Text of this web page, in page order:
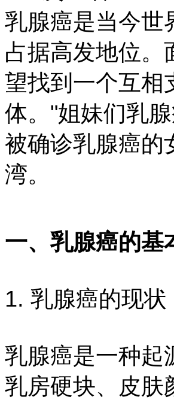
乳腺癌是当今世
占据高发地位。
望找到一个互相
体。"姐妹们乳
被确诊乳腺癌的
湾。
一、乳腺癌的基
1. 乳腺癌的现状
乳腺癌是一种起
乳房硬块、皮肤